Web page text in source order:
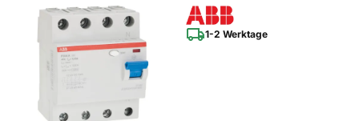
1-2 Werktage